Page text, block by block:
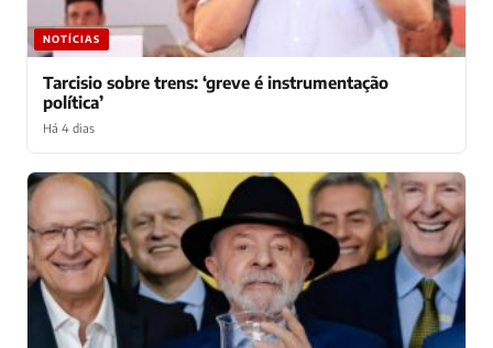
NOTÍCIAS
Tarcisio sobre trens: ‘greve é instrumentação
política’
Há 4 dias